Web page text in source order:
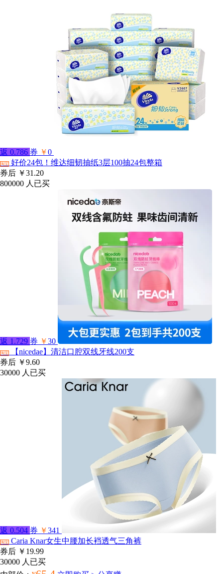
返 0.786 券 ￥0
淘宝 好价24包！维达细韧抽纸3层100抽24包整箱
券后 ￥31.20
800000 人已买
返 1.729 券 ￥30
淘宝
【nicedae】清洁口腔双线牙线200支
券后 ￥9.60
30000 人已买
返 0.504 券 ￥341
淘宝 Caria Knar女生中腰加长裆透气三角裤
券后 ￥19.99
30000 人已买